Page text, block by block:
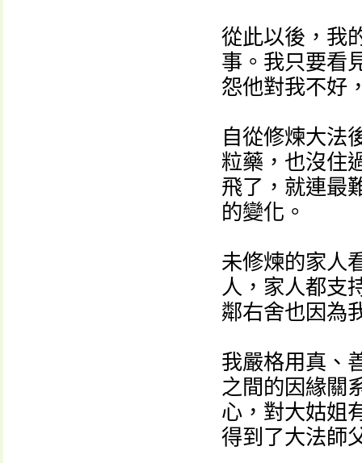
從此以後，我
事。我只要看
怨他對我不好
自從修煉大法
粒藥，也沒住
飛了，就連最
的變化。
未修煉的家人
人，家人都支
鄰右舍也因為
我嚴格用真、
之間的因緣關
心，對大姑姐
得到了大法師